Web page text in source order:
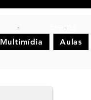
Multimídia Aulas
Events